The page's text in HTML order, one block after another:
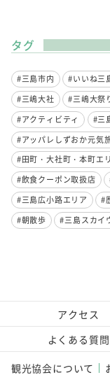
タグ
#三島市内 #いいね三
#三嶋大社
#三嶋大祭
#アクティビティ
#三
#アッパレしずおか元気
#田町・大社町・本町エ
#飲食クーポン取扱店
#三島広小路エリア
#
#朝散歩
#三島スカイ
アクセス
よくある質問
観光協会について